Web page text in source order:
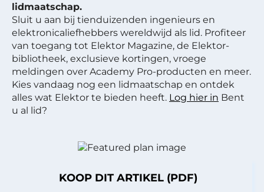
lidmaatschap.
Sluit u aan bij tienduizenden ingenieurs en
elektronicaliefhebbers wereldwijd als lid. Profiteer
van toegang tot Elektor Magazine, de Elektor-
bibliotheek, exclusieve kortingen, vroege
meldingen over Academy Pro-producten en meer.
Kies vandaag nog een lidmaatschap en ontdek
alles wat Elektor te bieden heeft. Log hier in Bent
u al lid?
KOOP DIT ARTIKEL (PDF)